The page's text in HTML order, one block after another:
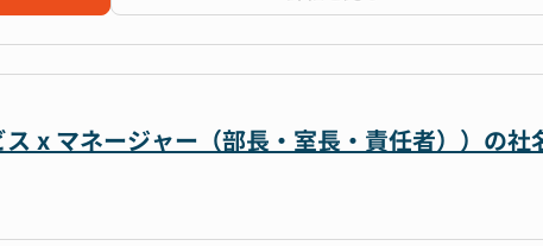
画
支援業務（CFO補佐）
ル等）の作成支援
務DD、税務DD等）の主導
遣社員2名、アルバイト1名）
ング期間は出社必須）
や深化が多く、個人キャリアの幅が広がりやすい
ライアンス体制等に対する投資優先度が高い
見据えた財務組織基盤の強化
化
領域への兼務やキャリア変更もできます。
x マネージャー（部長・室長・責任者））の社